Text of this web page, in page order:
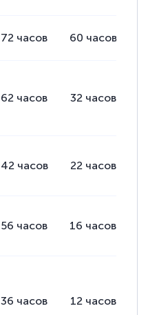
72 часов 60 часов
62 часов 32 часов
42 часов 22 часов
56 часов 16 часов
36 часов 12 часов